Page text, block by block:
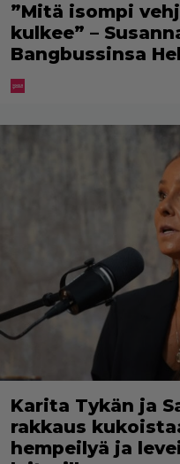
”Mitä isompi
kulkee” –
Bangbussinsa
Karita Tykän ja
rakkaus
hempeilyä ja